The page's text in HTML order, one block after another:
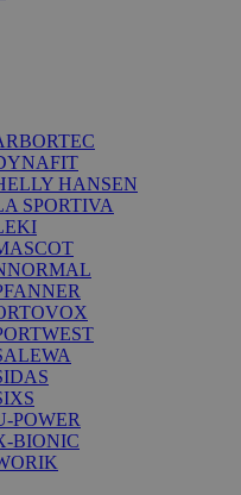
HANSEN
SPORTIVA
POWER
BIONIC